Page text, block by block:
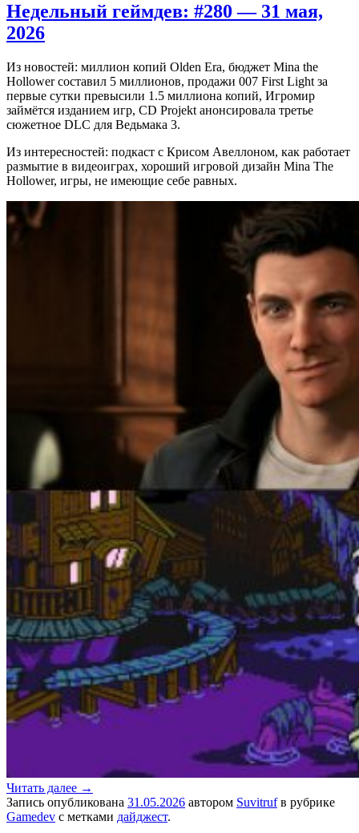
Недельный геймдев: #280 — 31 мая,
2026
Из новостей: миллион копий Olden Era, бюджет Mina the
Hollower составил 5 миллионов, продажи 007 First Light за
первые сутки превысили 1.5 миллиона копий, Игромир
займётся изданием игр, CD Projekt анонсировала третье
сюжетное DLC для Ведьмака 3.
Из интересностей: подкаст с Крисом Авеллоном, как работает
размытие в видеоиграх, хороший игровой дизайн Mina The
Hollower, игры, не имеющие себе равных.
Читать далее →
Запись опубликована 31.05.2026 автором Suvitrufв рубрике
Gamedev с метками дайджест.